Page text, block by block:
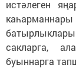
истәлеген
сакларга,
буыннарга